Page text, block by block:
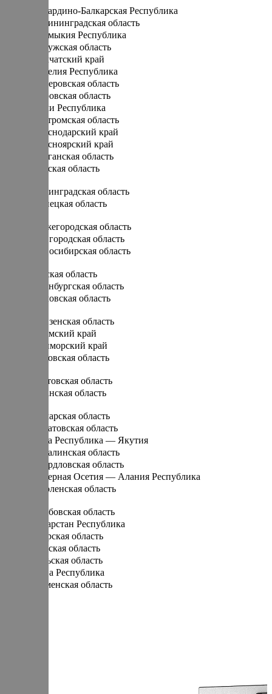
Кабардино-Балкарская Республика
Калининградская область
Калмыкия Республика
Калужская область
Камчатский край
Карелия Республика
Кемеровская область
Кировская область
Коми Республика
Костромская область
Краснодарский край
Красноярский край
Курганская область
Курская область
Ленинградская область
Липецкая область
Нижегородская область
Новгородская область
Новосибирская область
Омская область
Оренбургская область
Орловская область
Пензенская область
Пермский край
Приморский край
Псковская область
Ростовская область
Рязанская область
Самарская область
Саратовская область
Саха Республика — Якутия
Сахалинская область
Свердловская область
Северная Осетия — Алания Республика
Смоленская область
Тамбовская область
Татарстан Республика
Тверская область
Томская область
Тульская область
Тыва Республика
Тюменская область